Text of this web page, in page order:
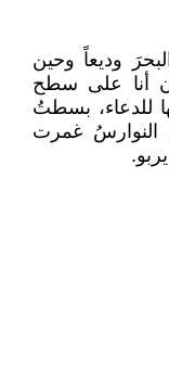
وديعاً وحين
أنا على سطح
للدعاء، بسطتُ
النوارسُ غمرت